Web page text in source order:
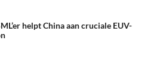
helpt China aan cruciale EUV-